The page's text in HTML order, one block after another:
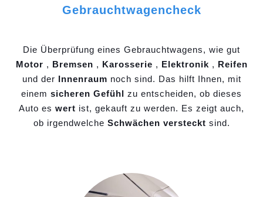
Gebrauchtwagencheck
Die Überprüfung eines Gebrauchtwagens, wie gut
Motor , Bremsen , Karosserie , Elektronik , Reifen
und der Innenraum noch sind. Das hilft Ihnen, mit
einem sicheren Gefühl zu entscheiden, ob dieses
Auto es wert ist, gekauft zu werden. Es zeigt auch,
ob irgendwelche Schwächen versteckt sind.